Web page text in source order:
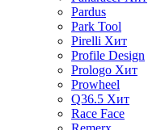
Pardus
Park Tool
Pirelli Хит
Profile Design
Prologo Хит
Prowheel
Q36.5 Хит
Race Face